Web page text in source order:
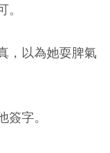
，以為她耍脾氣
字。